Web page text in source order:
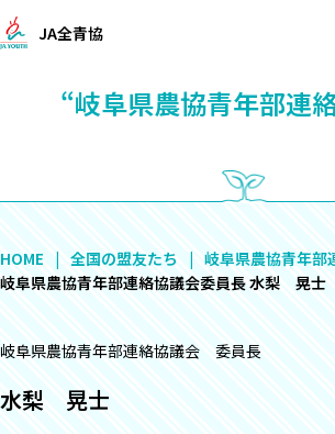
JA全青協
“岐阜県農協青年部連
HOME 全国の盟友たち
岐阜県農協青年部
岐阜県農協青年部連絡協議会委員長 水梨 晃士
岐阜県農協青年部連絡協議会 委員長
水梨 晃士